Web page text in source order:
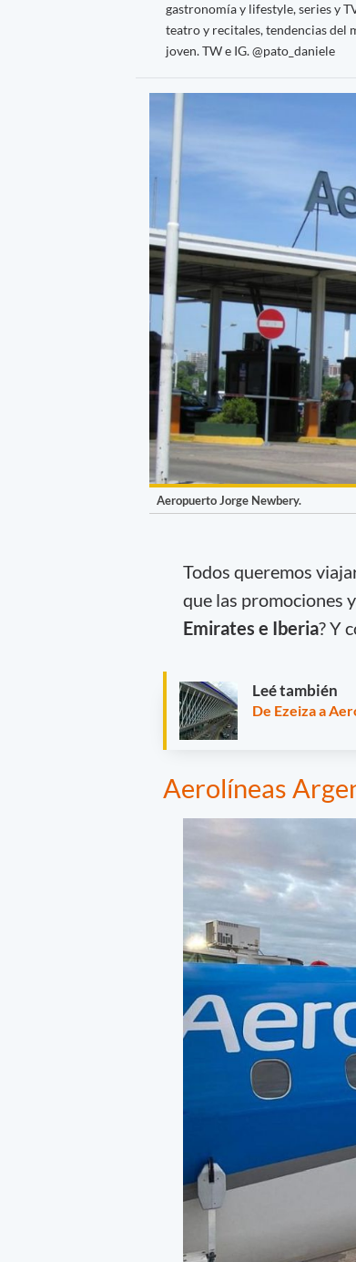
gastronomía y lifestyle, series y
teatro y recitales, tendencias del
joven. TW e IG. @pato_daniele
Aeropuerto Jorge Newbery.
Todos queremos
que las promociones
Emirates e Iberia? Y
Leé también
De Ezeiza a
Aerolíneas